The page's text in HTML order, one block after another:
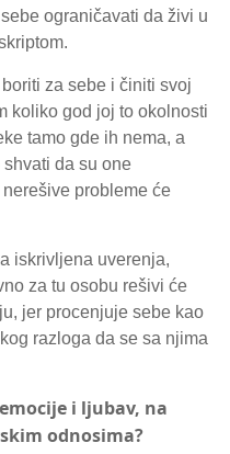
ograničavati da živi u
za sebe i činiti svoj
koliko god joj to okolnosti
tamo gde ih nema, a
da su one
probleme će
iskrivljena uverenja,
za tu osobu rešivi će
jer procenjuje sebe kao
razloga da se sa njima
i ljubav, na
odnosima?